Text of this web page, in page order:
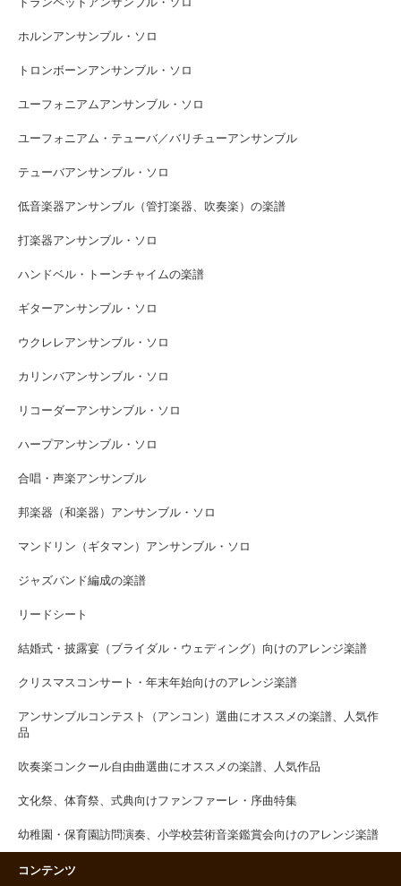
トランペットアンサンブル・ソロ
ホルンアンサンブル・ソロ
トロンボーンアンサンブル・ソロ
ユーフォニアムアンサンブル・ソロ
ユーフォニアム・テューバ／バリチューアンサンブル
テューバアンサンブル・ソロ
低音楽器アンサンブル（管打楽器、吹奏楽）の楽譜
打楽器アンサンブル・ソロ
ハンドベル・トーンチャイムの楽譜
ギターアンサンブル・ソロ
ウクレレアンサンブル・ソロ
カリンバアンサンブル・ソロ
リコーダーアンサンブル・ソロ
ハープアンサンブル・ソロ
合唱・声楽アンサンブル
邦楽器（和楽器）アンサンブル・ソロ
マンドリン（ギタマン）アンサンブル・ソロ
ジャズバンド編成の楽譜
リードシート
結婚式・披露宴（ブライダル・ウェディング）向けのアレンジ楽譜
クリスマスコンサート・年末年始向けのアレンジ楽譜
アンサンブルコンテスト（アンコン）選曲にオススメの楽譜、人気作
品
吹奏楽コンクール自由曲選曲にオススメの楽譜、人気作品
文化祭、体育祭、式典向けファンファーレ・序曲特集
幼稚園・保育園訪問演奏、小学校芸術音楽鑑賞会向けのアレンジ楽譜
コンテンツ